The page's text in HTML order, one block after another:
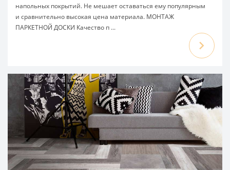
напольных покрытий. Не мешает оставаться ему популярным
и сравнительно высокая цена материала. МОНТАЖ
ПАРКЕТНОЙ ДОСКИ Качество п ...